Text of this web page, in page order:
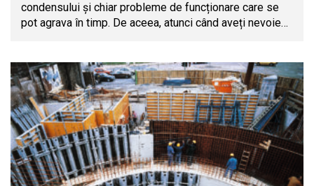
condensului și chiar probleme de funcționare care se
pot agrava în timp. De aceea, atunci când aveți nevoie…